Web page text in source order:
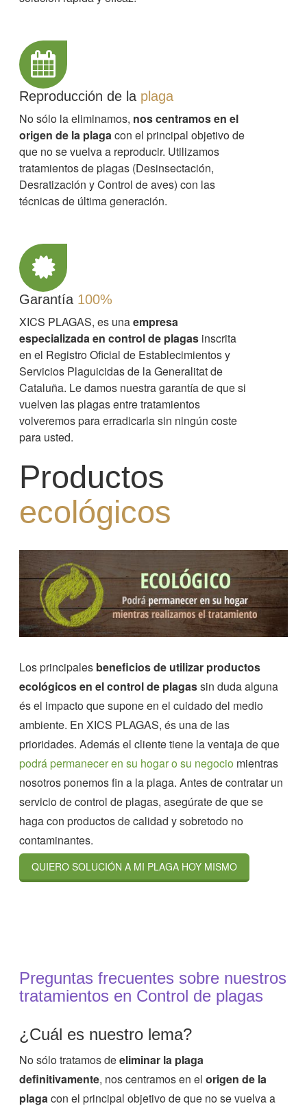
Reproducción de la plaga
No sólo la eliminamos, nos centramos en el
origen de la plagacon el principal objetivo de
que no se vuelva a reproducir. Utilizamos
tratamientos de plagas (Desinsectación,
Desratización y Control de aves) con las
técnicas de última generación.
Garantía 100%
XICS PLAGAS, es unaempresa
especializada en control de plagas inscrita
en el Registro Oficial de Establecimientos y
Servicios Plaguicidas de la Generalitat de
Cataluña. Le damos nuestra garantía de que si
vuelven las plagas entre tratamientos
volveremos para erradicarla sin ningún coste
para usted.
Productos
ecológicos
Los principales beneficios de utilizar productos
ecológicos en el control de plagassin duda alguna
és el impacto que supone en el cuidado del medio
ambiente. En XICS PLAGAS, és una de las
prioridades. Además el cliente tiene la ventaja de que
podrá permanecer en su hogar o su negocio mientras
nosotros ponemos fin a la plaga. Antes de contratar un
servicio de control de plagas, asegúrate de que se
haga con productos de calidad y sobretodo no
contaminantes.
QUIERO SOLUCIÓN A MI PLAGA HOY MISMO
Preguntas frecuentes sobre nuestros
tratamientos en Control de plagas
¿Cuál es nuestro lema?
No sólo tratamos deeliminar la plaga
definitivamente, nos centramos en elorigen de la
plagacon el principal objetivo de que no se vuelva a